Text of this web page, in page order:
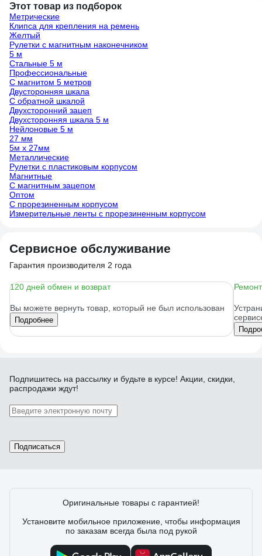
Этот товар из подборок
Метрические
Клипса для крепления на ремень
Желтый
Рулетки с магнитным наконечником
5 м
Стальные 5 м
Профессиональные
С магнитом 5 метров
Двусторонняя шкала
С обратной шкалой
Двухсторонний зацеп
Двухсторонняя шкала 5 м
Нейлоновые 5 м
27 мм
5м х 27мм
Металлические
Рулетки с пластиковым корпусом
Магнитные
C магнитным зацепом
Оптом
С прорезиненным корпусом
Измерительные ленты с прорезиненным корпусом
Сервисное обслуживание
Гарантия производителя 2 года
120 дней обмен и возврат
Вы можете вернуть товар, который не был использован
Подробнее
Подпишитесь на рассылку и будьте в курсе! Акции, скидки,
распродажи ждут!
Подписаться
Оригинальные товары с гарантией!
Установите мобильное приложение, чтобы информация
по заказам всегда была под рукой